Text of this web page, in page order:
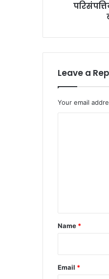
Leave a
Your email
*
Name *
Email *